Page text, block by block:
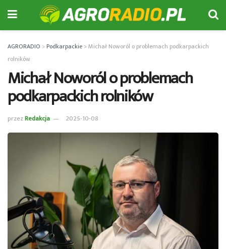
AGRORADIO >Podkarpackie >Michał Noworól o problemach podkarpackich
rolników
Michał Noworól o problemach
podkarpackich rolników
przezRedakcja 2025-10-08